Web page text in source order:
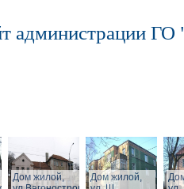
администрации ГО
Дом жилой,
Дом жилой,